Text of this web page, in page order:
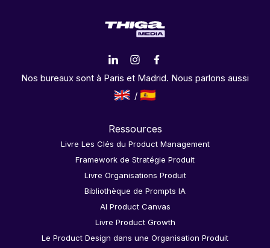
Nos bureaux sont à Paris et Madrid. Nous parlons aussi
Ressources
Livre Les Clés du Product Management
Framework de Stratégie Produit
Livre Organisations Produit
Bibliothèque de Prompts IA
AI Product Canvas
Livre Product Growth
Le Product Design dans une Organisation Produit